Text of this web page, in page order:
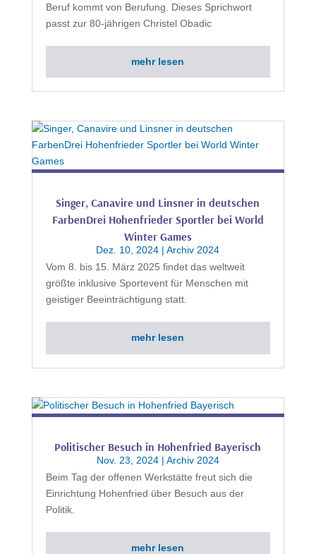
Beruf kommt von Berufung. Dieses Sprichwort
passt zur 80-jährigen Christel Obadic
mehr lesen
Singer, Canavire und Linsner in deutschen
FarbenDrei Hohenfrieder Sportler bei World
Winter Games
Dez. 10, 2024 |Archiv 2024
Vom 8. bis 15. März 2025 findet das weltweit
größte inklusive Sportevent für Menschen mit
geistiger Beeinträchtigung statt.
mehr lesen
Politischer Besuch in Hohenfried Bayerisch
Nov. 23, 2024| Archiv 2024
Beim Tag der offenen Werkstätte freut sich die
Einrichtung Hohenfried über Besuch aus der
Politik.
mehr lesen